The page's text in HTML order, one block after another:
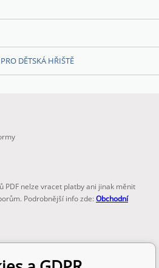
DĚTSKÁ HŘIŠTĚ
PDF nelze vracet platby ani jinak měnit
Podrobnější info zde:Obchodní